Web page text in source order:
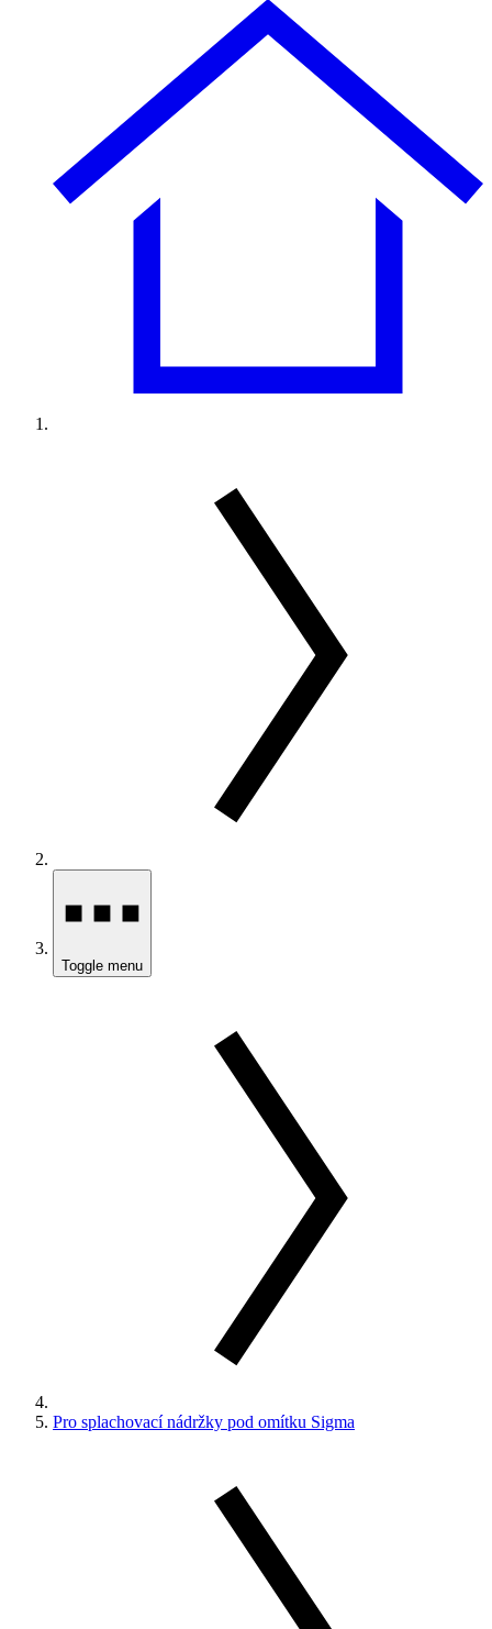
Toggle menu
Pro splachovací nádržky pod omítku Sigma